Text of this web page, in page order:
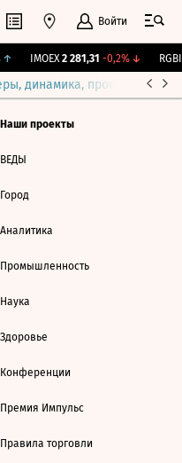
Войти
IMOEX 2 281,31 -0,2%↓
динамика, прогнозы
Наши проекты
ВЕДЫ
Город
Аналитика
Промышленность
Наука
Здоровье
Конференции
Премия Импульс
Правила торговли